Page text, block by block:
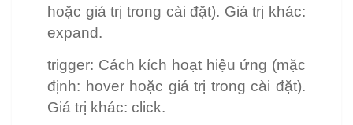
hoặc giá trị trong cài đặt). Giá trị khác:
expand.
trigger: Cách kích hoạt hiệu ứng (mặc
định: hover hoặc giá trị trong cài đặt).
Giá trị khác: click.